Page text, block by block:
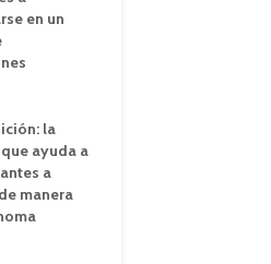
en un
la
ayuda a
a
manera